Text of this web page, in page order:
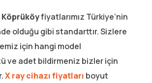
Köprüköyfiyatlarımız Türkiye’nin
olduğu gibi standarttır. Sizlere
için hangi model
ve adet bildirmeniz bizler için
X ray cihazı fiyatları boyut